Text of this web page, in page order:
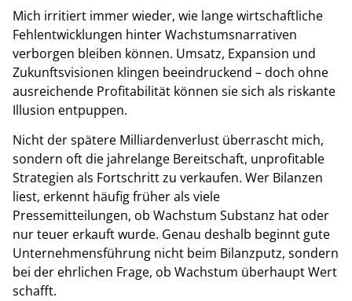
Mich irritiert immer wieder, wie lange wirtschaftliche
Fehlentwicklungen hinter Wachstumsnarrativen
verborgen bleiben können. Umsatz, Expansion und
Zukunftsvisionen klingen beeindruckend – doch ohne
ausreichende Profitabilität können sie sich als riskante
Illusion entpuppen.
Nicht der spätere Milliardenverlust überrascht mich,
sondern oft die jahrelange Bereitschaft, unprofitable
Strategien als Fortschritt zu verkaufen. Wer Bilanzen
liest, erkennt häufig früher als viele
Pressemitteilungen, ob Wachstum Substanz hat oder
nur teuer erkauft wurde. Genau deshalb beginnt gute
Unternehmensführung nicht beim Bilanzputz, sondern
bei der ehrlichen Frage, ob Wachstum überhaupt Wert
schafft.